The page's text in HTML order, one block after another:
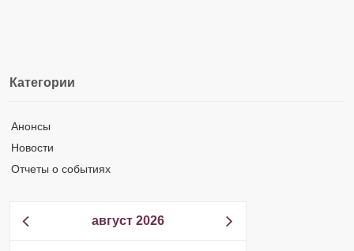
Категории
Анонсы
Новости
Отчеты о событиях
август 2026